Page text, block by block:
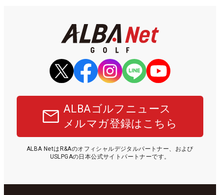
ALBAゴルフニュース
メルマガ登録はこちら
ALBA NetはR&Aのオフィシャルデジタルパートナー、および
USLPGAの日本公式サイトパートナーです。